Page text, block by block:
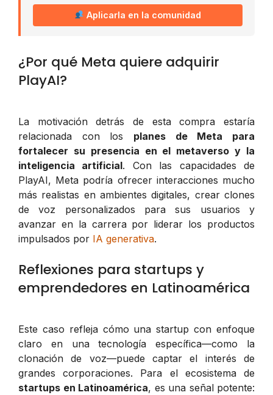
Aplicarla en la comunidad
¿Por qué Meta quiere adquirir
PlayAI?
La motivación detrás de esta compra estaría
relacionada con los planes de Meta para
fortalecer su presencia en el metaverso y la
inteligencia artificial. Con las capacidades de
PlayAI, Meta podría ofrecer interacciones mucho
más realistas en ambientes digitales, crear clones
de voz personalizados para sus usuarios y
avanzar en la carrera por liderar los productos
impulsados por IA generativa.
Reflexiones para startups y
emprendedores en Latinoamérica
Este caso refleja cómo una startup con enfoque
claro en una tecnología específica—como la
clonación de voz—puede captar el interés de
grandes corporaciones. Para el ecosistema de
startups en Latinoamérica, es una señal potente: